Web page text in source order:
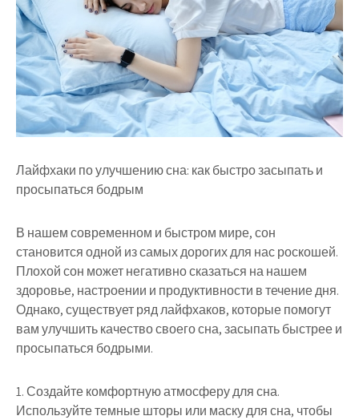
Лайфхаки по улучшению сна: как быстро засыпать и
просыпаться бодрым
В нашем современном и быстром мире, сон
становится одной из самых дорогих для нас роскошей.
Плохой сон может негативно сказаться на нашем
здоровье, настроении и продуктивности в течение дня.
Однако, существует ряд лайфхаков, которые помогут
вам улучшить качество своего сна, засыпать быстрее и
просыпаться бодрыми.
1. Создайте комфортную атмосферу для сна.
Используйте темные шторы или маску для сна, чтобы